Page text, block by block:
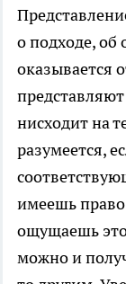
о подходе, об
оказывается
нисходит на
разумеется,
имеешь право
ощущаешь
можно и